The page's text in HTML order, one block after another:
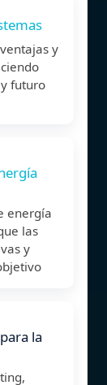
y
futuro
energía
las
y
la